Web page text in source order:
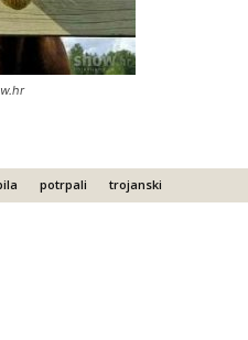
potrpali trojanski